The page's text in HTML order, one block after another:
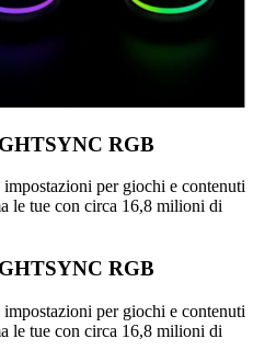
RGB
per giochi e contenuti
le tue con circa 16,8 milioni di
RGB
per giochi e contenuti
le tue con circa 16,8 milioni di